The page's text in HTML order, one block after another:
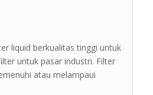
liquid berkualitas tinggi untuk
untuk pasar industri. Filter
atau melampaui